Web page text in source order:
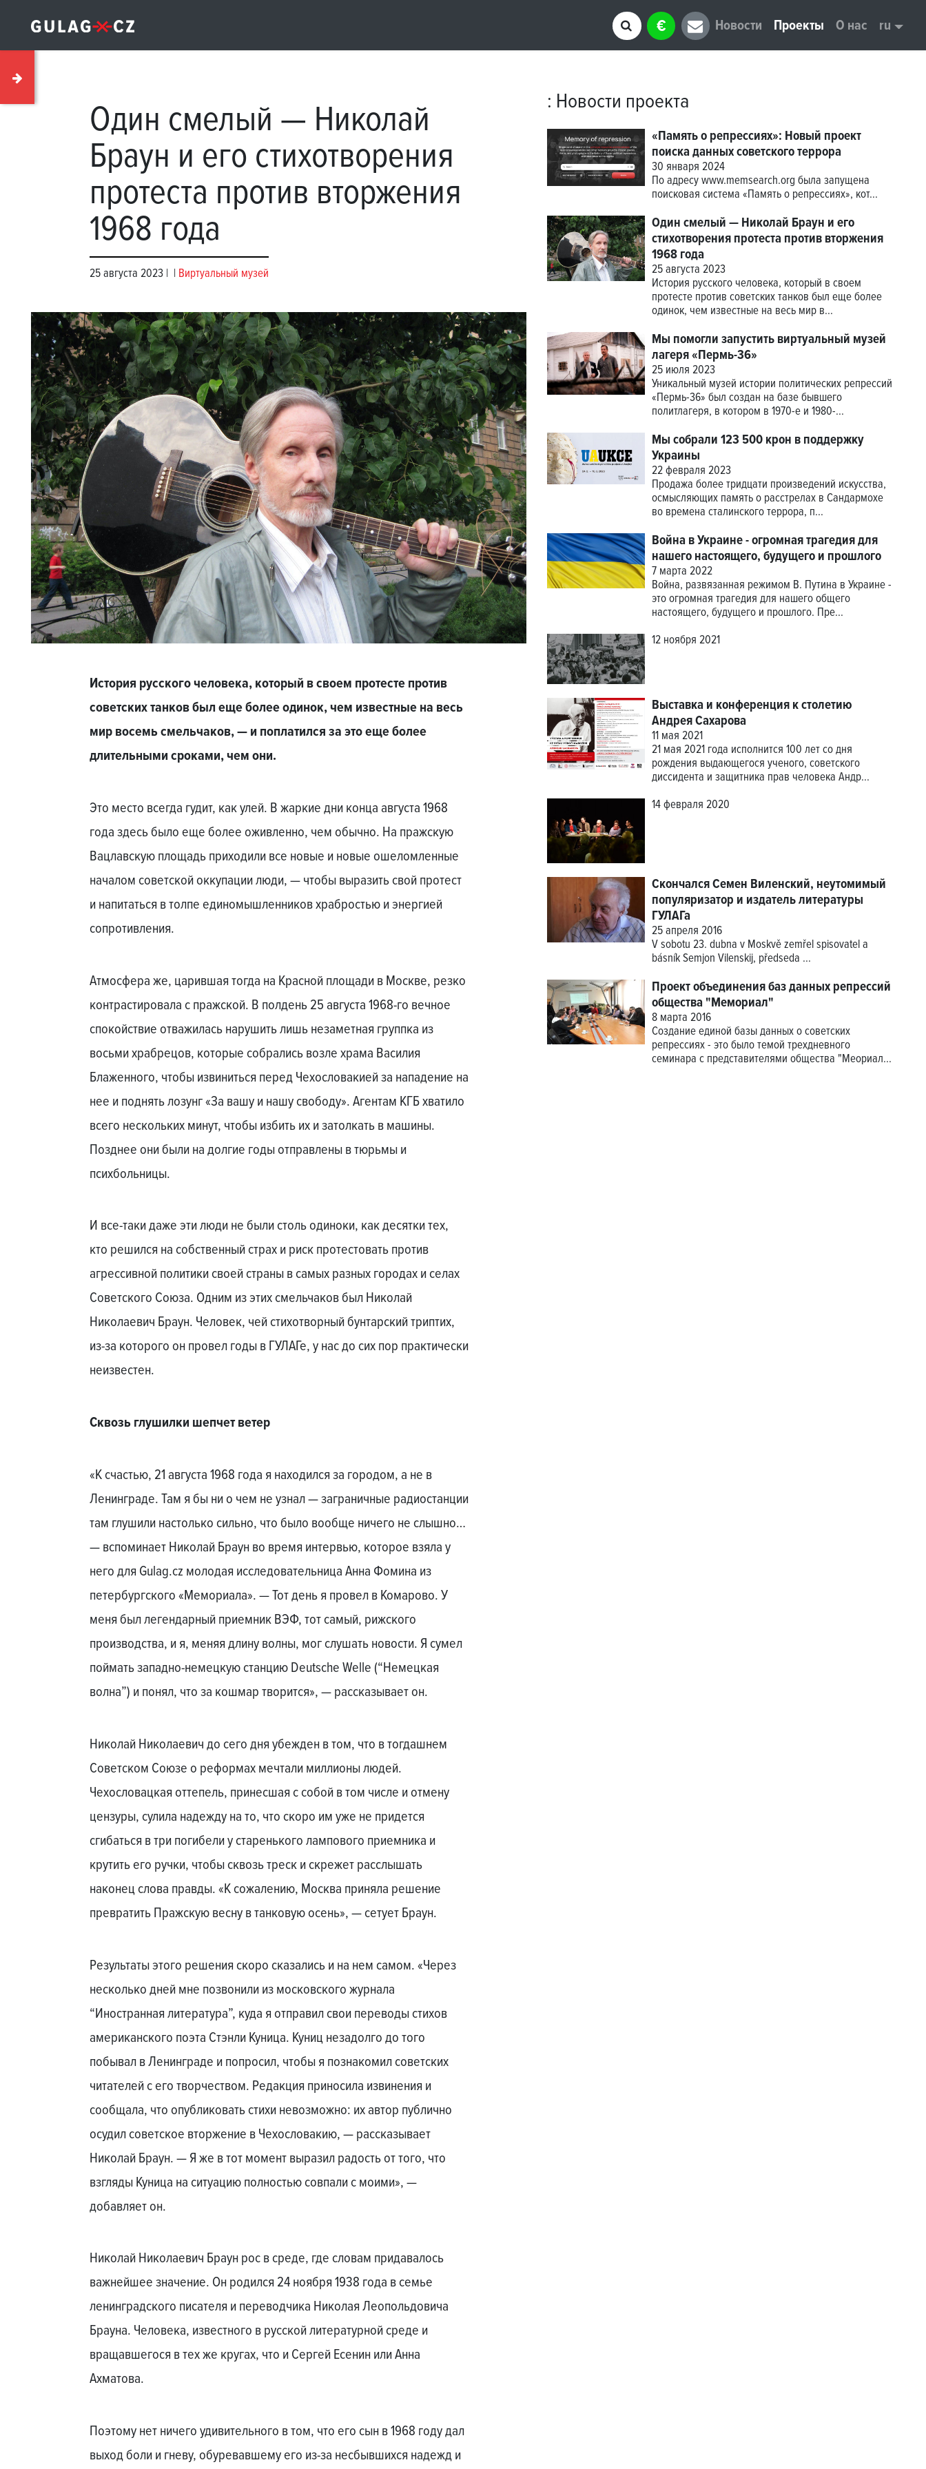
€ Новости Проекты О нас ru
Один смелый — Николай
Браун и его стихотворения
протеста против вторжения
1968 года
25 августа 2023 | | Виртуальный музей
История русского человека, который в своем протесте против
советских танков был еще более одинок, чем известные на весь
мир восемь смельчаков, — и поплатился за это еще более
длительными сроками, чем они.
Это место всегда гудит, как улей. В жаркие дни конца августа 1968
года здесь было еще более оживленно, чем обычно. На пражскую
Вацлавскую площадь приходили все новые и новые ошеломленные
началом советской оккупации люди, — чтобы выразить свой протест
и напитаться в толпе единомышленников храбростью и энергией
сопротивления.
Атмосфера же, царившая тогда на Красной площади в Москве, резко
контрастировала с пражской. В полдень 25 августа 1968-го вечное
спокойствие отважилась нарушить лишь незаметная группка из
восьми храбрецов, которые собрались возле храма Василия
Блаженного, чтобы извиниться перед Чехословакией за нападение на
нее и поднять лозунг «За вашу и нашу свободу». Агентам КГБ хватило
всего нескольких минут, чтобы избить их и затолкать в машины.
Позднее они были на долгие годы отправлены в тюрьмы и
психбольницы.
И все-таки даже эти люди не были столь одиноки, как десятки тех,
кто решился на собственный страх и риск протестовать против
агрессивной политики своей страны в самых разных городах и селах
Советского Союза. Одним из этих смельчаков был Николай
Николаевич Браун. Человек, чей стихотворный бунтарский триптих,
из-за которого он провел годы в ГУЛАГе, у нас до сих пор практически
неизвестен.
Сквозь глушилки шепчет ветер
«К счастью, 21 августа 1968 года я находился за городом, а не в
Ленинграде. Там я бы ни о чем не узнал — заграничные радиостанции
там глушили настолько сильно, что было вообще ничего не слышно…
— вспоминает Николай Браун во время интервью, которое взяла у
него для Gulag.cz молодая исследовательница Анна Фомина из
петербургского «Мемориала». — Тот день я провел в Комарово. У
меня был легендарный приемник ВЭФ, тот самый, рижского
производства, и я, меняя длину волны, мог слушать новости. Я сумел
поймать западно-немецкую станцию Deutsche Welle (“Немецкая
волна”) и понял, что за кошмар творится», — рассказывает он.
Николай Николаевич до сего дня убежден в том, что в тогдашнем
Советском Союзе о реформах мечтали миллионы людей.
Чехословацкая оттепель, принесшая с собой в том числе и отмену
цензуры, сулила надежду на то, что скоро им уже не придется
сгибаться в три погибели у старенького лампового приемника и
крутить его ручки, чтобы сквозь треск и скрежет расслышать
наконец слова правды. «К сожалению, Москва приняла решение
превратить Пражскую весну в танковую осень», — сетует Браун.
Результаты этого решения скоро сказались и на нем самом. «Через
несколько дней мне позвонили из московского журнала
“Иностранная литература”, куда я отправил свои переводы стихов
американского поэта Стэнли Куница. Куниц незадолго до того
побывал в Ленинграде и попросил, чтобы я познакомил советских
читателей с его творчеством. Редакция приносила извинения и
сообщала, что опубликовать стихи невозможно: их автор публично
осудил советское вторжение в Чехословакию, — рассказывает
Николай Браун. — Я же в тот момент выразил радость от того, что
взгляды Куница на ситуацию полностью совпали с моими», —
добавляет он.
Николай Николаевич Браун рос в среде, где словам придавалось
важнейшее значение. Он родился 24 ноября 1938 года в семье
ленинградского писателя и переводчика Николая Леопольдовича
Брауна. Человека, известного в русской литературной среде и
вращавшегося в тех же кругах, что и Сергей Есенин или Анна
Ахматова.
Поэтому нет ничего удивительного в том, что его сын в 1968 году дал
выход боли и гневу, обуревавшему его из-за несбывшихся надежд и
: Новости проекта
«Память о репрессиях»: Новый проект
поиска данных советского террора
30 января 2024
По адресуwww.memsearch.org была запущена
поисковая система «Память о репрессиях», кот...
Один смелый — Николай Браун и его
стихотворения протеста против вторжения
1968 года
25 августа 2023
История русского человека, который в своем
протесте против советских танков был еще более
одинок, чем известные на весь мир в...
Мы помогли запустить виртуальный музей
лагеря «Пермь-36»
25 июля 2023
Уникальный музей истории политических репрессий
«Пермь-36» был создан на базе бывшего
политлагеря, в котором в 1970-е и 1980-...
Мы собрали 123 500 крон в поддержку
Украины
22 февраля 2023
Продажа более тридцати произведений искусства,
осмысляющих память о расстрелах в Сандармохе
во времена сталинского террора, п...
Война в Украине - огромная трагедия для
нашего настоящего, будущего и прошлого
7 марта 2022
Война, развязанная режимом В. Путина в Украине -
это огромная трагедия для нашего общего
настоящего, будущего и прошлого. Пре...
12 ноября 2021
Выставка и конференция к столетию
Андрея Сахарова
11 мая 2021
21 мая 2021 года исполнится 100 лет со дня
рождения выдающегося ученого, советского
диссидента и защитника прав человека Андр...
14 февраля 2020
Скончался Семен Виленский, неутомимый
популяризатор и издатель литературы
ГУЛАГа
25 апреля 2016
V sobotu 23. dubna v Moskvě zemřel spisovatel a
básník Semjon Vilenskij, předseda ...
Проект объединения баз данных репрессий
общества "Мемориал"
8 марта 2016
Создание единой базы данных о советских
репрессиях - это было темой трехдневного
семинара с представителями общества "Меориал...